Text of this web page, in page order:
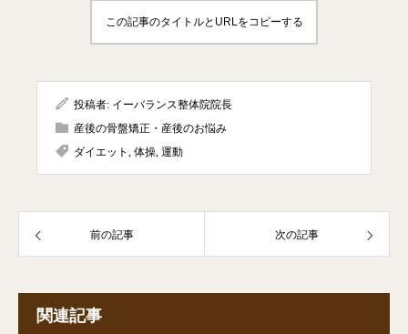
この記事のタイトルとURLをコピーする
投稿者: イーバランス整体院院長
産後の骨盤矯正・産後のお悩み
ダイエット , 体操, 運動
前の記事 次の記事
関連記事